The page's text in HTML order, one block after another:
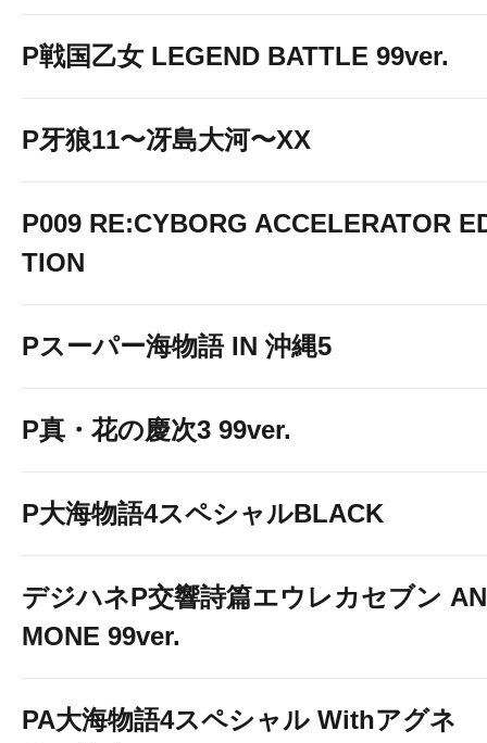
P戦国乙女 LEGEND BATTLE 99ver.
P牙狼11〜冴島大河〜XX
P009 RE:CYBORG ACCELERATOR
TION
Pスーパー海物語 IN 沖縄5
P真・花の慶次3 99ver.
P大海物語4スペシャルBLACK
デジハネP交響詩篇エウレカセブン
MONE 99ver.
PA大海物語4スペシャル Withアグネ